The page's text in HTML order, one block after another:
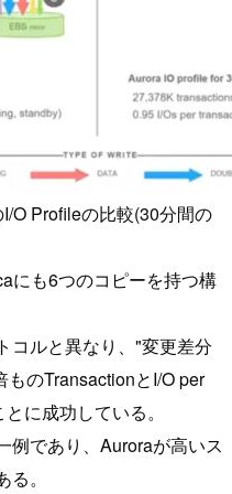
O Profileの比較(30分間の
にも6つのコピーを持つ構
コルと異なり、"変更差分
のTransactionとI/O per
に成功している。
例であり、Auroraが高いス
。